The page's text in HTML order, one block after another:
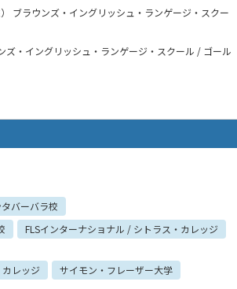
ブラウンズ・イングリッシュ・ランゲージ・スクー
ズ・イングリッシュ・ランゲージ・スクール / ゴール
バーバラ校
FLSインターナショナル / シトラス・カレッジ
レッジ
サイモン・フレーザー大学